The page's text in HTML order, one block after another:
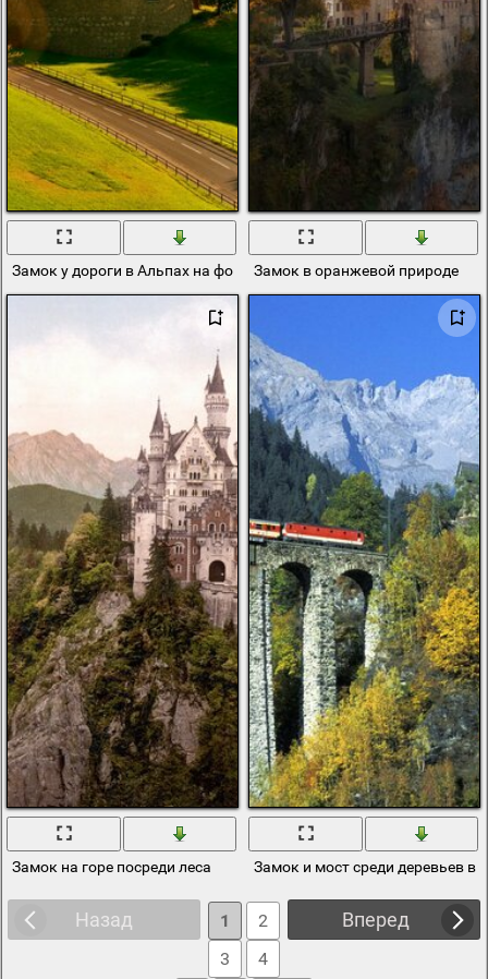
Замок у дороги в Альпах на фоне горЗамок в оранжевой природе
Замок на горе посреди леса Замок и мост среди деревьев в
Назад Вперед
1
2
3
4